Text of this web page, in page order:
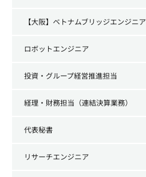
【大阪】ベトナムブリッジエンジニア
ロボットエンジニア
投資・グループ経営推進担当
経理・財務担当（連結決算業務）
代表秘書
リサーチエンジニア